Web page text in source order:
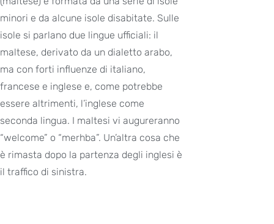
minori e da alcune isole disabitate. Sulle
isole si parlano due lingue ufficiali: il
maltese, derivato da un dialetto arabo,
ma con forti influenze di italiano,
francese e inglese e, come potrebbe
essere altrimenti, l’inglese come
seconda lingua. I maltesi vi augureranno
“welcome” o “merhba”. Un’altra cosa che
è rimasta dopo la partenza degli inglesi è
il traffico di sinistra.